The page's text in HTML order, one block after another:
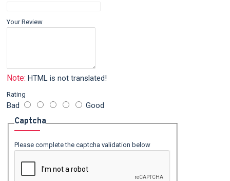
Your Review
Note: HTML is not translated!
Rating
Bad Good
Captcha
Please complete the captcha validation below